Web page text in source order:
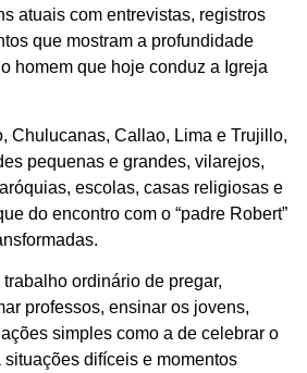
atuais com entrevistas, registros
que mostram a profundidade
homem que hoje conduz a Igreja
Chulucanas, Callao, Lima e Trujillo,
pequenas e grandes, vilarejos,
escolas, casas religiosas e
do encontro com o “padre Robert”
ordinário de pregar,
professos, ensinar os jovens,
simples como a de celebrar o
difíceis e momentos